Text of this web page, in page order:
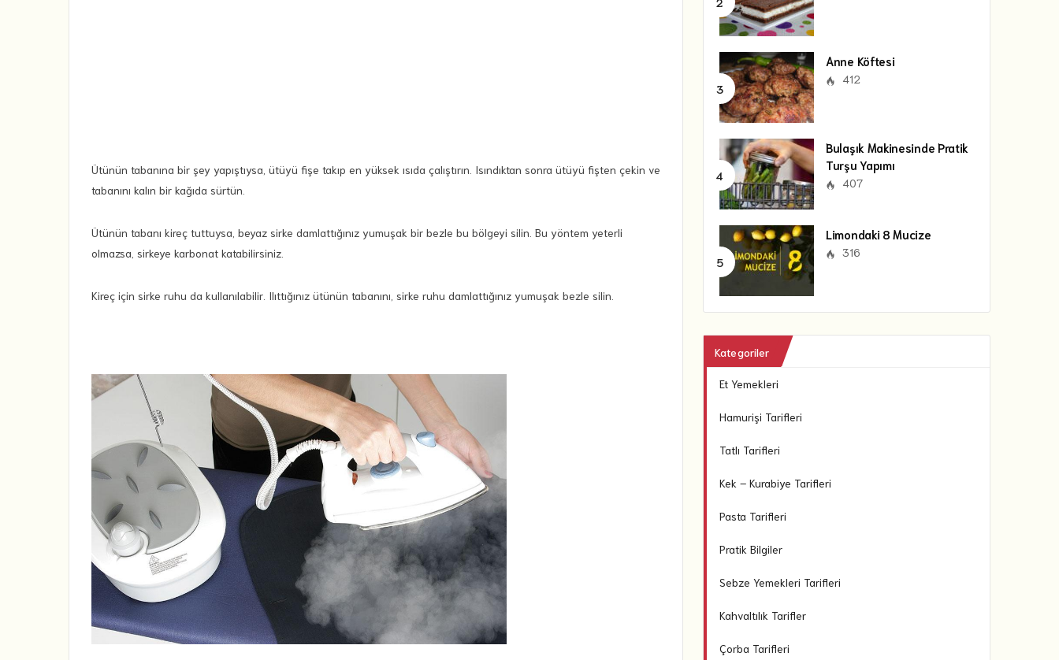
Ütünün tabanına bir şey yapıştıysa, ütüyü fişe takıp en yüksek ısıda çalıştırın. Isındıktan sonra ütüyü fişten çekin ve
tabanını kalın bir kağıda sürtün.
Ütünün tabanı kireç tuttuysa, beyaz sirke damlattığınız yumuşak bir bezle bu bölgeyi silin. Bu yöntem yeterli
olmazsa, sirkeye karbonat katabilirsiniz.
Kireç için sirke ruhu da kullanılabilir. Ilıttığınız ütünün tabanını, sirke ruhu damlattığınız yumuşak bezle silin.
Anne Köftesi
412
Bulaşık Makinesinde Pratik
Turşu Yapımı
407
Limondaki 8 Mucize
316
Kategoriler
Et Yemekleri
Hamurişi Tarifleri
Tatlı Tarifleri
Kek – Kurabiye Tarifleri
Pasta Tarifleri
Pratik Bilgiler
Sebze Yemekleri Tarifleri
Kahvaltılık Tarifler
Çorba Tarifleri